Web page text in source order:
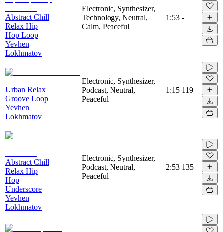
Abstract Chill
Relax Hip
Hop Loop
Yevhen
Lokhmatov
Electronic, Synthesizer,
Technology, Neutral,
Calm, Peaceful
1:53 -
Urban Relax
Groove Loop
Yevhen
Lokhmatov
Electronic, Synthesizer,
Podcast, Neutral,
Peaceful
1:15 119
Abstract Chill
Relax Hip
Hop
Underscore
Yevhen
Lokhmatov
Electronic, Synthesizer,
Podcast, Neutral,
Peaceful
2:53 135